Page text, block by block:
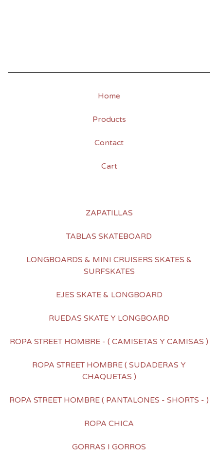
Home
Products
Contact
Cart
ZAPATILLAS
TABLAS SKATEBOARD
LONGBOARDS & MINI CRUISERS SKATES &
SURFSKATES
EJES SKATE & LONGBOARD
RUEDAS SKATE Y LONGBOARD
ROPA STREET HOMBRE - ( CAMISETAS Y CAMISAS )
ROPA STREET HOMBRE ( SUDADERAS Y
CHAQUETAS )
ROPA STREET HOMBRE ( PANTALONES - SHORTS - )
ROPA CHICA
GORRAS I GORROS